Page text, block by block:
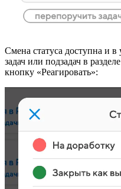
Смена статуса доступна и в
задач или подзадач в
кнопку «Реагировать»: